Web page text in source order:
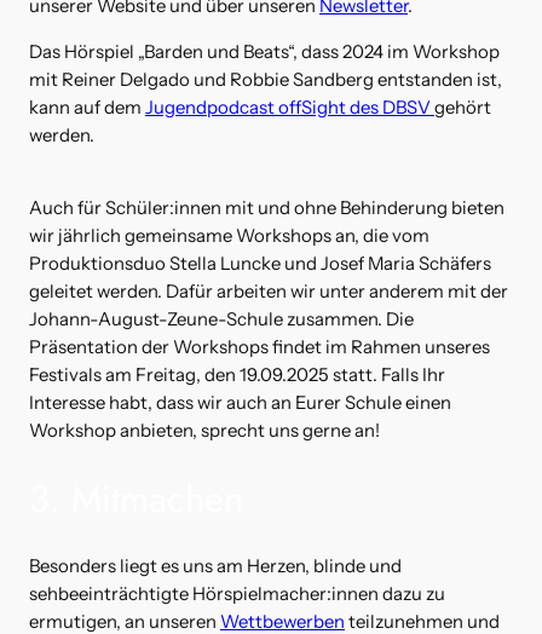
unserer Website und über unseren Newsletter.
Das Hörspiel „Barden und Beats“, dass 2024 im Workshop
mit Reiner Delgado und Robbie Sandberg entstanden ist,
kann auf dem Jugendpodcast offSight des DBSVgehört
werden.
Auch für Schüler:innen mit und ohne Behinderung bieten
wir jährlich gemeinsame Workshops an, die vom
Produktionsduo Stella Luncke und Josef Maria Schäfers
geleitet werden. Dafür arbeiten wir unter anderem mit der
Johann-August-Zeune-Schule zusammen. Die
Präsentation der Workshops findet im Rahmen unseres
Festivals am Freitag, den 19.09.2025 statt. Falls Ihr
Interesse habt, dass wir auch an Eurer Schule einen
Workshop anbieten, sprecht uns gerne an!
Besonders liegt es uns am Herzen, blinde und
sehbeeinträchtigte Hörspielmacher:innen dazu zu
ermutigen, an unseren Wettbewerben teilzunehmen und